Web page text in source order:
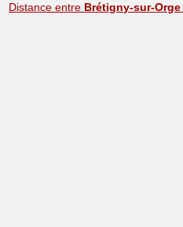
Distance entre Brétigny-sur-Orge